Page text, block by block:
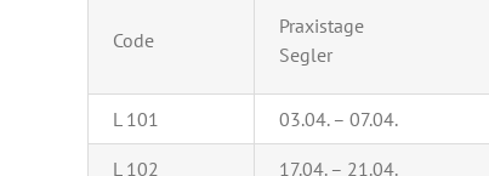
Code
Praxistage
Segler
L 101 03.04. – 07.04.
L 102 17.04. – 21.04.